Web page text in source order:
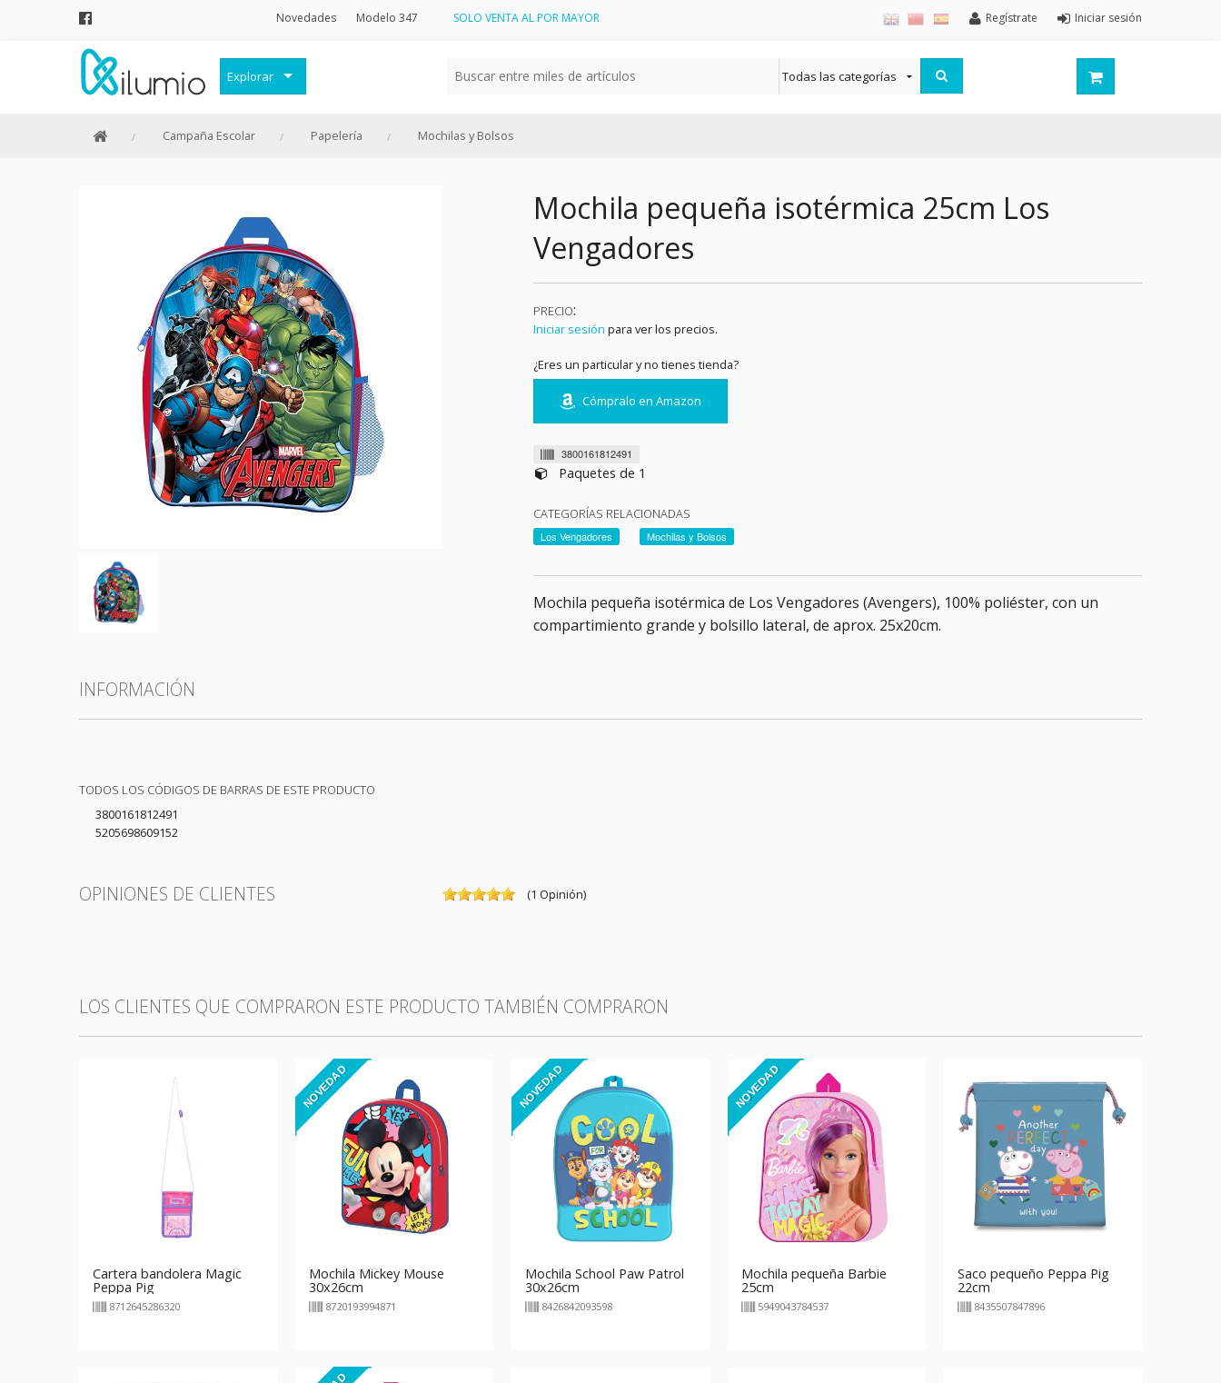
Novedades Modelo 347 SOLO VENTA AL POR MAYOR Iniciar sesión
Regístrate
Explorar
Frases Originales
Menaje
Merchandising Friki
Moda y Complementos
Invierno
Verano
Outlet
Personajes y marcas
Todas las categorías
Campaña Escolar Papelería Mochilas y Bolsos
Mochila pequeña isotérmica 25cm Los
Vengadores
PRECIO:
Iniciar sesión para ver los precios.
¿Eres un particular y no tienes tienda?
Cómpralo en Amazon
3800161812491
Paquetes de 1
CATEGORÍAS RELACIONADAS
Los Vengadores Mochilas y Bolsos
Mochila pequeña isotérmica de Los Vengadores (Avengers), 100% poliéster, con un
compartimiento grande y bolsillo lateral, de aprox. 25x20cm.
INFORMACIÓN
TODOS LOS CÓDIGOS DE BARRAS DE ESTE PRODUCTO
3800161812491
5205698609152
OPINIONES DE CLIENTES (1 Opinión)
LOS CLIENTES QUE COMPRARON ESTE PRODUCTO TAMBIÉN COMPRARON
Cartera bandolera Magic
Peppa Pig
8712645286320
NOVEDAD
Mochila Mickey Mouse
30x26cm
8720193994871
NOVEDAD
Mochila School Paw Patrol
30x26cm
8426842093598
NOVEDAD
Mochila pequeña Barbie
25cm
5949043784537
Saco pequeño Peppa Pig
22cm
8435507847896